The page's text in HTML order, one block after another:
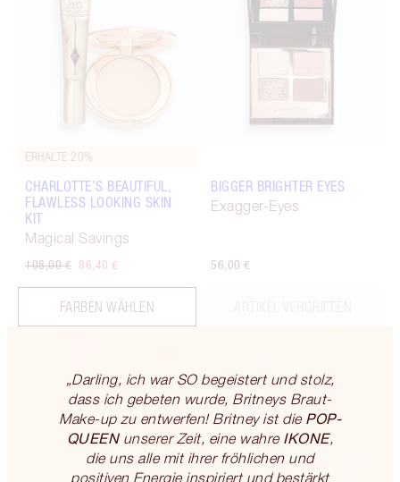
ERHALTE 20%
CHARLOTTE’S BEAUTIFUL,
FLAWLESS LOOKING SKIN
KIT
Magical Savings
108,00 € 86,40 €
FARBEN WÄHLEN
BIGGER BRIGHTER EYES
Exagger-Eyes
56,00 €
„Darling, ich war SO begeistert und stolz,
dass ich gebeten wurde, Britneys Braut-
Make-up zu entwerfen! Britney ist die POP-
QUEENunserer Zeit, eine wahre IKONE,
die uns alle mit ihrer fröhlichen und
positiven Energie inspiriert und bestärkt